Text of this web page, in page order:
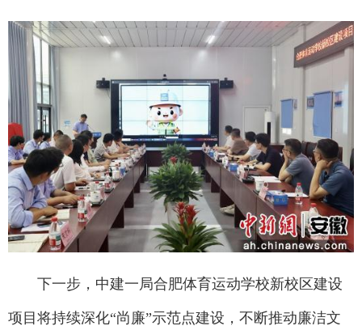
下一步，中建一局合肥体育运动学校新校区建设
项目将持续深化“尚廉”示范点建设，不断推动廉洁文